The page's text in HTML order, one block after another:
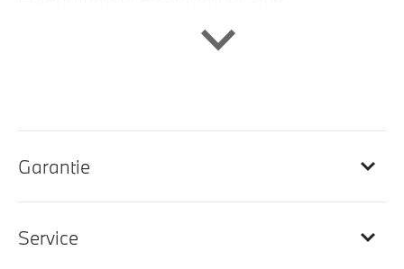
Exterieur
Glazen panoramadak
M exterieurpakket
LED-dagrijverlichting
Garantie
Service